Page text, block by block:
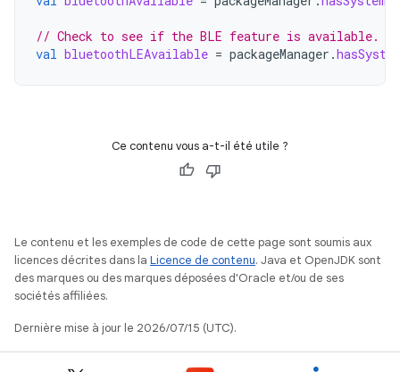
// Check to see if the BLE feature is available.
val bluetoothLEAvailable = packageManager .
Ce contenu vous a-t-il été utile ?
Le contenu et les exemples de code de cette page sont soumis aux
licences décrites dans la Licence de contenu. Java et OpenJDK sont
des marques ou des marques déposées d'Oracle et/ou de ses
sociétés affiliées.
Dernière mise à jour le 2026/07/15 (UTC).